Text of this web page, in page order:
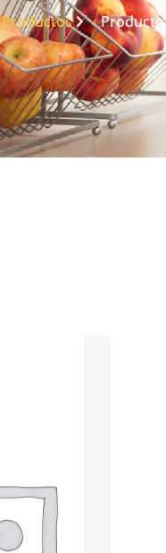
Productos Producto